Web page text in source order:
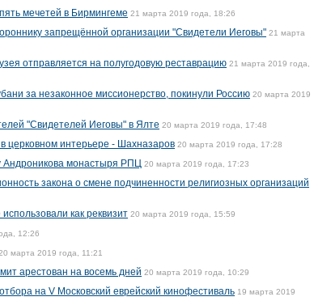
мечетей в Бирмингеме 21 марта 2019 года, 18:26
запрещённой организации "Свидетели Иеговы" 21 марта
отправляется на полугодовую реставрацию 21 марта 2019 года,
за незаконное миссионерство, покинули Россию 20 марта 2019
"Свидетелей Иеговы" в Ялте 20 марта 2019 года, 17:48
церковном интерьере - Шахназаров 20 марта 2019 года, 17:28
Андроникова монастыря РПЦ 20 марта 2019 года, 17:23
закона о смене подчиненности религиозных организаций
как реквизит 20 марта 2019 года, 15:59
12:26
марта 2019 года, 11:21
арестован на восемь дней 20 марта 2019 года, 10:29
на V Московский еврейский кинофестиваль 19 марта 2019